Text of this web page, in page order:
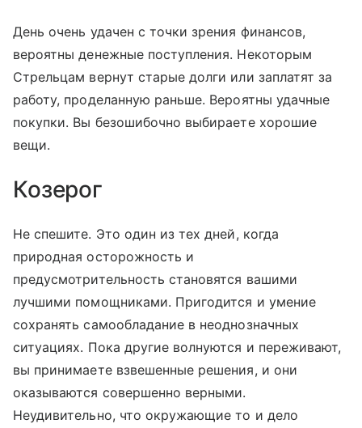
День очень удачен с точки зрения финансов,
вероятны денежные поступления. Некоторым
Стрельцам вернут старые долги или заплатят за
работу, проделанную раньше. Вероятны удачные
покупки. Вы безошибочно выбираете хорошие
вещи.
Козерог
Не спешите. Это один из тех дней, когда
природная осторожность и
предусмотрительность становятся вашими
лучшими помощниками. Пригодится и умение
сохранять самообладание в неоднозначных
ситуациях. Пока другие волнуются и переживают,
вы принимаете взвешенные решения, и они
оказываются совершенно верными.
Неудивительно, что окружающие то и дело